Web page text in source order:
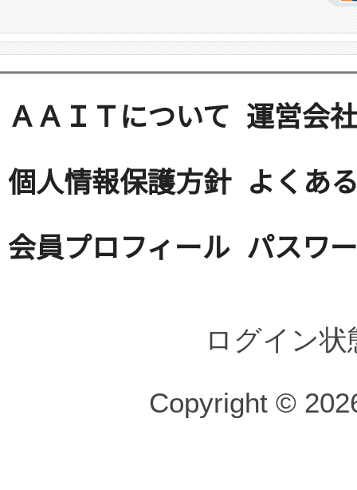
ＡＡＩＴについて 運営会社
個人情報保護方針 よくあ
会員プロフィール パスワ
ログイン
Copyright ©